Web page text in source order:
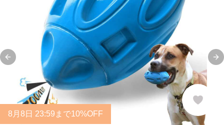
Previous slide
8 月 8 日 23:59まで10%OFF